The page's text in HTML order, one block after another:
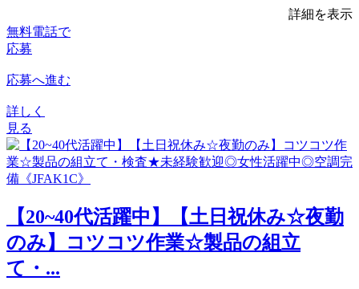
詳細を表示
無料電話で
応募
応募へ進む
詳しく
見る
【20~40代活躍中】【土日祝休み☆夜勤
のみ】コツコツ作業☆製品の組立
て・...